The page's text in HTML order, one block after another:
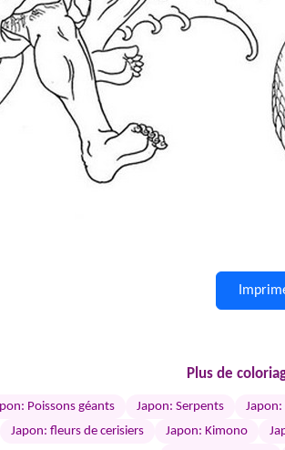
Plus de
Poissons géants Japon: Serpents Japon:
Japon: fleurs de cerisiers Japon: Kimono